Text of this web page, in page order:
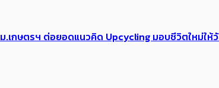
ม.เกษตรฯ ต่อยอดแนวคิด Upcycling มอบชีวิตใหม่ให้